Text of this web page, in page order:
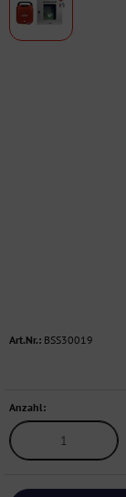
Art.Nr.: BSS30019
Anzahl: